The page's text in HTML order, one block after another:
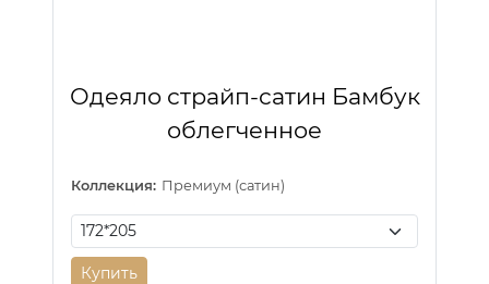
Одеяло страйп-сатин Бамбук
облегченное
Коллекция: Премиум (сатин)
Купить